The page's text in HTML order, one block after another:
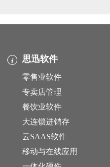
思迅软件
零售业软件
专卖店管理
餐饮业软件
大连锁进销存
云SAAS软件
移动与在线应用